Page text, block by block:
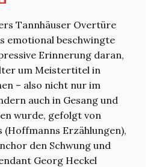
Tannhäuser Overtüre
emotional beschwingte
Erinnerung daran,
um Meistertitel in
– also nicht nur im
auch in Gesang und
wurde, gefolgt von
(Hoffmanns Erzählungen),
den Schwung und
Georg Heckel